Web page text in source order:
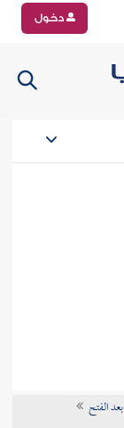
دخول
الفتح